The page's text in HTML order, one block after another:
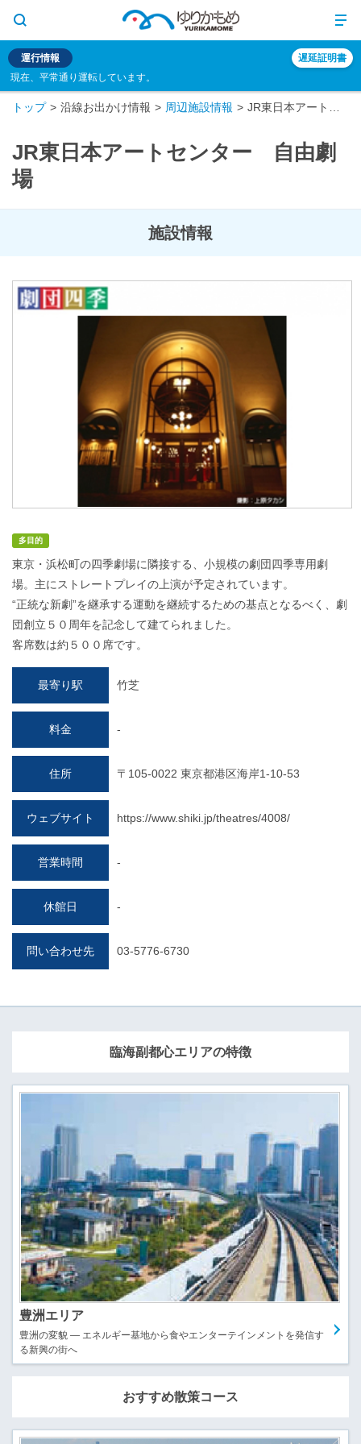
運行情報
現在、平常通り運転しています。
遅延証明書
トップ 沿線お出かけ情報 周辺施設情報
JR東日本アートセンター 自由劇
場
施設情報
多目的
東京・浜松町の四季劇場に隣接する、小規模の劇団四季専用劇
場。主にストレートプレイの上演が予定されています。
“正統な新劇”を継承する運動を継続するための基点となるべく、劇
団創立５０周年を記念して建てられました。
客席数は約５００席です。
最寄り駅 竹芝
料金 -
住所 〒105-0022 東京都港区海岸1-10-53
ウェブサイト https://www.shiki.jp/theatres/4008/
営業時間 -
休館日 -
問い合わせ先 03-5776-6730
臨海副都心エリアの特徴
豊洲エリア
豊洲の変貌 ― エネルギー基地から食やエンターテインメントを発信す
る新興の街へ
おすすめ散策コース